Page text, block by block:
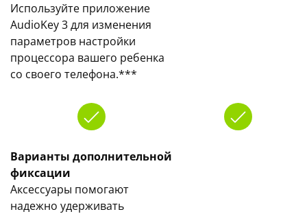
Используйте приложение
AudioKey 3 для изменения
параметров настройки
процессора вашего ребенка
со своего телефона.***
Варианты дополнительной
фиксации
Аксессуары помогают
надежно удерживать